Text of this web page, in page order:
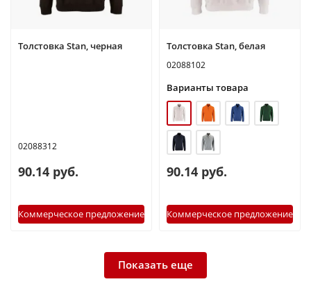
Толстовка Stan, черная
02088312
90.14 руб.
Коммерческое предложение
Толстовка Stan, белая
02088102
Варианты товара
90.14 руб.
Коммерческое предложение
Показать еще